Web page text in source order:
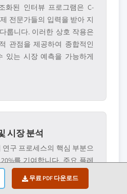
무료 PDF 다운로드
화된 인터뷰 프로그램은 C-
전문가들의 입력을 받아 지
룹니다. 이러한 상호 작용은
관점을 제공하여 종합적인
있는 시장 예측을 가능하게
시장 분석
구 프로세스의 핵심 부분으
를 기여합니다. 주요 플레
을 통해 시장 구조 분석, 업
제 요인 평가가 포함됩니다.